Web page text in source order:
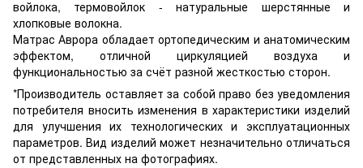
войлока, термовойлок - натуральные шерстянные и
хлопковые волокна.
Матрас Аврора обладает ортопедическим и анатомическим
эффектом, отличной циркуляцией воздуха и
функциональностью за счёт разной жесткостью сторон.
*Производитель оставляет за собой право без уведомления
потребителя вносить изменения в характеристики изделий
для улучшения их технологических и эксплуатационных
параметров. Вид изделий может незначительно отличаться
от представленных на фотографиях.